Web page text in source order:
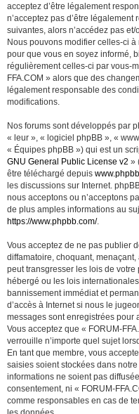
acceptez d’être légalement
n’acceptez pas d’être
suivantes, alors n’accédez pas et/
Nous pouvons modifier celles-ci à
pour que vous en soyez informé,
régulièrement celles-ci par vous-
FFA.COM » alors que des
légalement responsable des
modifications.
Nos forums sont développés par
« leur », « logiciel phpBB », «
« Équipes phpBB ») qui est un
GNU General Public License v2 »
être téléchargé depuis
les discussions sur Internet.
nous acceptons ou n’acceptons
de plus amples informations au
https://www.phpbb.com/.
Vous acceptez de ne pas publier
diffamatoire, choquant,
peut transgresser les lois de votre
hébergé ou les lois
bannissement immédiat et
d’accès à Internet si nous le
messages sont enregistrées pour
Vous acceptez que « FORUM-
verrouille n’importe quel sujet
En tant que membre, vous
saisies soient stockées dans
informations ne soient pas
consentement, ni « FORUM-
comme responsables en cas de